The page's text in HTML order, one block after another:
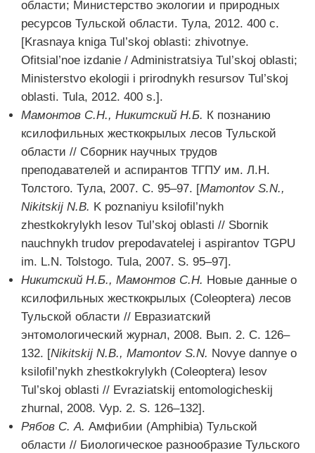
области; Министерство экологии и природных
ресурсов Тульской области. Тула, 2012. 400 с.
[Krasnaya kniga Tul’skoj oblasti: zhivotnye.
Ofitsial’noe izdanie / Administratsiya Tul’skoj oblasti;
Ministerstvo ekologii i prirodnykh resursov Tul’skoj
oblasti. Tula, 2012. 400 s.].
Мамонтов С.Н., Никитский Н.Б. К познанию
ксилофильных жесткокрылых лесов Тульской
области // Сборник научных трудов
преподавателей и аспирантов ТГПУ им. Л.Н.
Толстого. Тула, 2007. С. 95–97. [Mamontov S.N.,
Nikitskij N.B. K poznaniyu ksilofil’nykh
zhestkokrylykh lesov Tul’skoj oblasti // Sbornik
nauchnykh trudov prepodavatelej i aspirantov TGPU
im. L.N. Tolstogo. Tula, 2007. S. 95–97].
Никитский Н.Б., Мамонтов С.Н. Новые данные о
ксилофильных жесткокрылых (Coleoptera) лесов
Тульской области // Евразиатский
энтомологический журнал, 2008. Вып. 2. С. 126–
132. [Nikitskij N.B., Mamontov S.N. Novye dannye o
ksilofil’nykh zhestkokrylykh (Coleoptera) lesov
Tul’skoj oblasti // Evraziatskij entomologicheskij
zhurnal, 2008. Vyp. 2. S. 126–132].
Рябов С. А. Амфибии (Amphibia) Тульской
области // Биологическое разнообразие Тульского